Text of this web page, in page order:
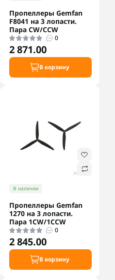
Пропеллеры Gemfan
F8041 на 3 лопасти.
Пара CW/CCW
0
2 871.00
В корзину
В наличии
Пропеллеры Gemfan
1270 на 3 лопасти.
Пара 1CW/1CCW
0
2 845.00
В корзину